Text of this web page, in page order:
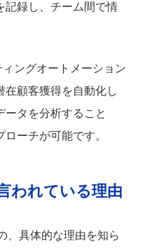
記録し、チーム間で情
ングオートメーション
在顧客獲得を自動化し
ータを分析すること
ーチが可能です。
われている理由
、具体的な理由を知ら